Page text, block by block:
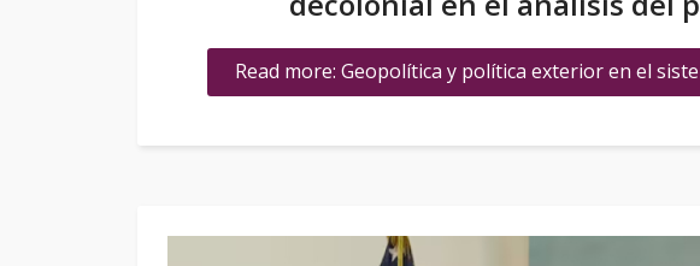
Read more: Geopolítica y política exterior en el